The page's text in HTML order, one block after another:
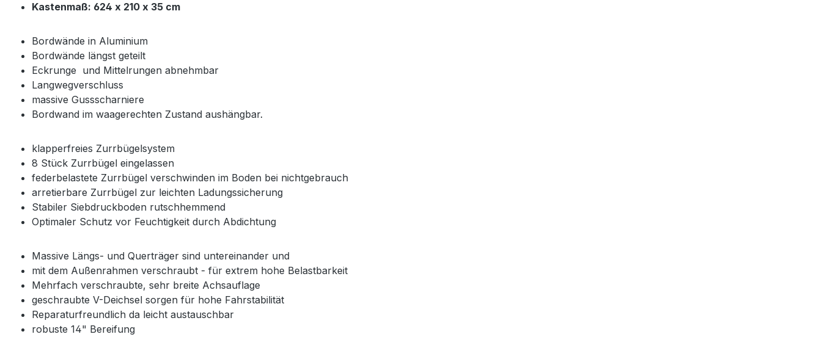
Kastenmaß: 624 x 210 x 35 cm
Bordwände in Aluminium
Bordwände längst geteilt
Eckrunge und Mittelrungen abnehmbar
Langwegverschluss
massive Gussscharniere
Bordwand im waagerechten Zustand aushängbar.
klapperfreies Zurrbügelsystem
8 Stück Zurrbügel eingelassen
federbelastete Zurrbügel verschwinden im Boden bei nichtgebrauch
arretierbare Zurrbügel zur leichten Ladungssicherung
Stabiler Siebdruckboden rutschhemmend
Optimaler Schutz vor Feuchtigkeit durch Abdichtung
Massive Längs- und Querträger sind untereinander und
mit dem Außenrahmen verschraubt - für extrem hohe Belastbarkeit
Mehrfach verschraubte, sehr breite Achsauflage
geschraubte V-Deichsel sorgen für hohe Fahrstabilität
Reparaturfreundlich da leicht austauschbar
robuste 14" Bereifung